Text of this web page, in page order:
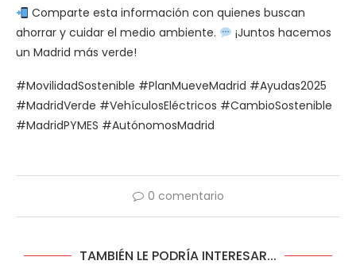
Comparte esta información con quienes buscan
ahorrar y cuidar el medio ambiente.
¡Juntos hacemos
un Madrid más verde!
#MovilidadSostenible #PlanMueveMadrid #Ayudas2025
#MadridVerde #VehículosEléctricos #CambioSostenible
#MadridPYMES #AutónomosMadrid
0 comentario
TAMBIÉN LE PODRÍA INTERESAR...